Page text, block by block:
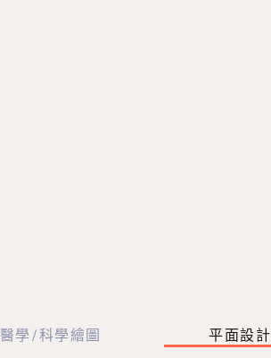
醫學/科學繪圖 平面設計